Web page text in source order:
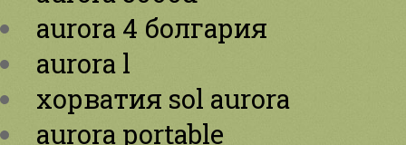
aurora 4 болгария
aurora l
хорватия sol aurora
aurora portable